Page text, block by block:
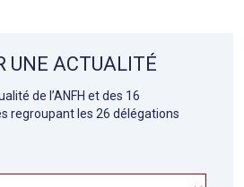
UNE ACTUALITÉ
de l’ANFH et des 16
regroupant les 26 délégations